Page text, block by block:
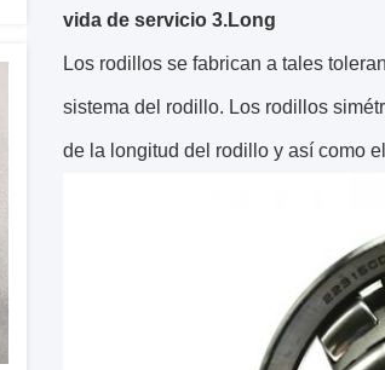
vida de servicio 3.Long
Los rodillos se fabrican a tales
sistema del rodillo. Los rodillos
de la longitud del rodillo y así como